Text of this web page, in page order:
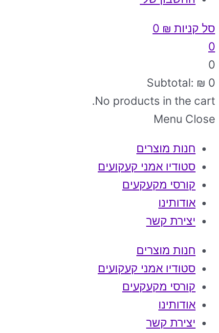
סל קניות ₪
0
0
Subtotal: ₪ 0
No products in the cart.
Menu Close
חנות מוצרים
סטודיו אמני קעקועים
קורסי מקעקעים
אודותינו
יצירת קשר
חנות מוצרים
סטודיו אמני קעקועים
קורסי מקעקעים
אודותינו
יצירת קשר